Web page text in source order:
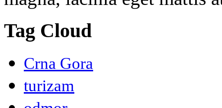
Tag Cloud
Crna Gora
turizam